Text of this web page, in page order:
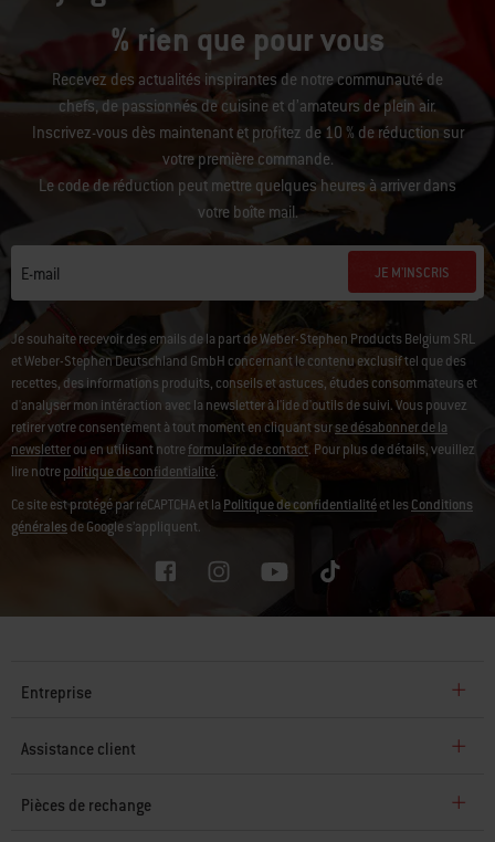
% rien que pour vous
Recevez des actualités inspirantes de notre communauté de
chefs, de passionnés de cuisine et d’amateurs de plein air.
Inscrivez-vous dès maintenant et profitez de 10 % de réduction sur
votre première commande.
Le code de réduction peut mettre quelques heures à arriver dans
votre boîte mail.
E-mail JE M'INSCRIS
Je souhaite recevoir des emails de la part de Weber-Stephen Products Belgium SRL
et Weber-Stephen Deutschland GmbH concernant le contenu exclusif tel que des
recettes, des informations produits, conseils et astuces, études consommateurs et
d'analyser mon intéraction avec la newsletter à l'ide d'outils de suivi.Vous pouvez
retirer votre consentement à tout moment en cliquant surse désabonner de la
newsletterou en utilisant notreformulaire de contact. Pour plus de détails, veuillez
lire notrepolitique de confidentialité.
Ce site est protégé par reCAPTCHA et la Politique de confidentialitéet lesConditions
généralesde Google s’appliquent.
Entreprise
Assistance client
Pièces de rechange